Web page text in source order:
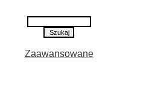
Zaawansowane